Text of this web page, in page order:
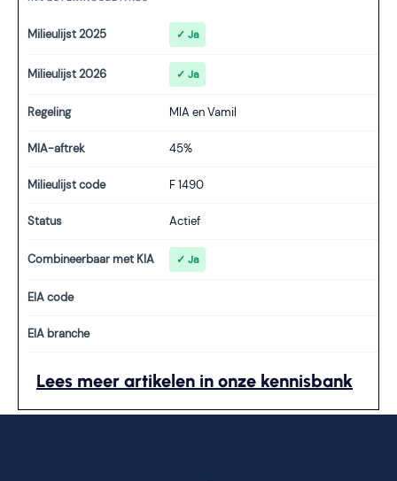
Milieulijst 2025 ✓ Ja
Milieulijst 2026 ✓ Ja
Regeling MIA en Vamil
MIA-aftrek 45%
Milieulijst code F 1490
Status Actief
Combineerbaar met KIA ✓ Ja
EIA code
EIA branche
Lees meer artikelen in onze kennisbank